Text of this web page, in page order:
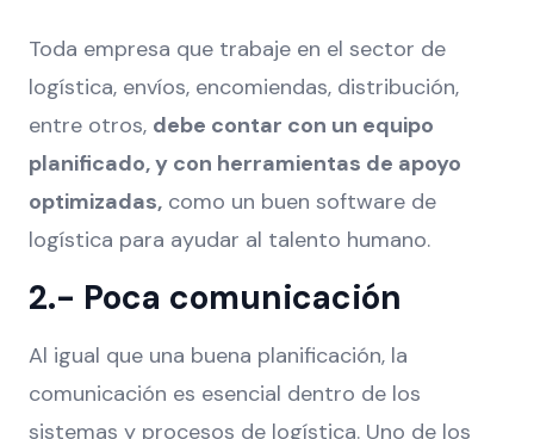
Toda empresa que trabaje en el sector de
logística, envíos, encomiendas, distribución,
entre otros, debe contar con un equipo
planificado, y con herramientas de apoyo
optimizadas, como un buen software de
logística para ayudar al talento humano.
2.- Poca comunicación
Al igual que una buena planificación, la
comunicación es esencial dentro de los
sistemas y procesos de logística. Uno de los